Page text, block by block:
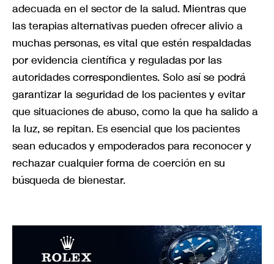
adecuada en el sector de la salud. Mientras que
las terapias alternativas pueden ofrecer alivio a
muchas personas, es vital que estén respaldadas
por evidencia científica y reguladas por las
autoridades correspondientes. Solo así se podrá
garantizar la seguridad de los pacientes y evitar
que situaciones de abuso, como la que ha salido a
la luz, se repitan. Es esencial que los pacientes
sean educados y empoderados para reconocer y
rechazar cualquier forma de coerción en su
búsqueda de bienestar.